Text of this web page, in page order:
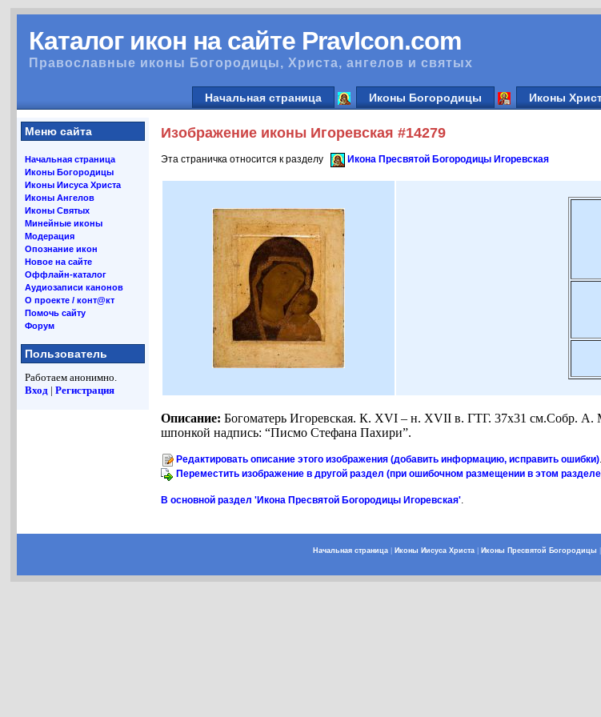
Каталог икон на сайте PravIcon.com
Православные иконы Богородицы, Христа, ангелов и святых
Начальная страница Иконы Богородицы Иконы
Меню сайта
Начальная страница
Иконы Богородицы
Иконы Иисуса Христа
Иконы Ангелов
Иконы Святых
Минейные иконы
Модерация
Опознание икон
Новое на сайте
Оффлайн-каталог
Аудиозаписи канонов
О проекте / конт@кт
Помочь сайту
Форум
Пользователь
Работаем анонимно.
Вход |Регистрация
Изображение иконы Игоревская #14279
Эта страничка относится к разделу Икона Пресвятой Богородицы Игоревская
Описание: Богоматерь Игоревская. К. XVI – н. XVII в. ГТГ. 37x31 см.Собр.
шпонкой надпись: “Писмо Стефана Пахири”.
Редактировать описание этого изображения (добавить информацию, исправить ошибки).
Переместить изображение в другой раздел (при ошибочном размещении в этом
В основной раздел 'Икона Пресвятой Богородицы Игоревская'.
Начальная страница Иконы Иисуса Христа Иконы Пресвятой Богородицы